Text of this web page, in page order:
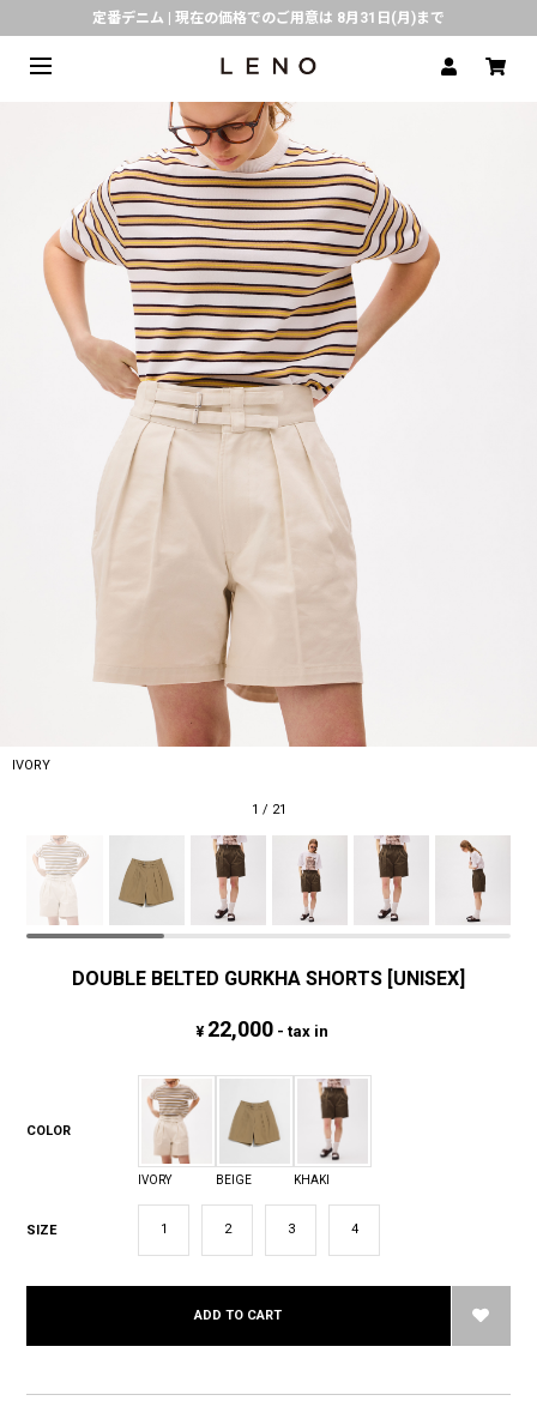
定番デニム | 現在の価格でのご用意は 8月31日(月)まで
熊本県で発生した地震の影響による配送遅延について
3月1日(水)より返品・交換 サービス開始
倉庫移転に伴う出荷業務停止およびスケジュールのご案内
DOUBLE BELTED GURKHA SHORTS [UNISEX]
¥ 22,000 - tax in
COLOR
IVORY BEIGE KHAKI
SIZE 1 2 3 4
ADD TO CART
IVORY
1 / 21